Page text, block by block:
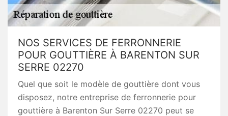
NOS SERVICES DE FERRONNERIE
POUR GOUTTIÈRE À BARENTON SUR
SERRE 02270
Quel que soit le modèle de gouttière dont vous
disposez, notre entreprise de ferronnerie pour
gouttière à Barenton Sur Serre 02270 peut se